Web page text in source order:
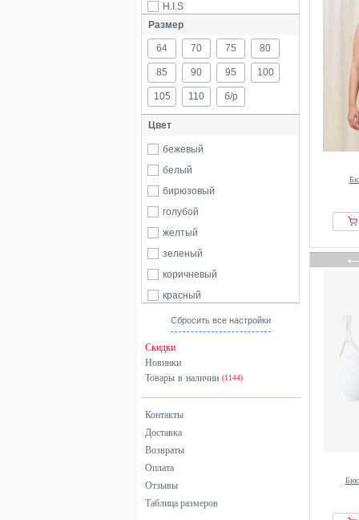
H.I.S
Hunkemöller
Lascana
Lindex
Naturana
Nuance
Petite Fleur
Susa
Triaction By Triumph
Triumph
Ulla Popken
Zizzi
Размер
64 70 75 80
85 90 95 100
105 110 б/р
Цвет
бежевый
белый
бирюзовый
голубой
желтый
зеленый
коричневый
красный
оранжевый
серый
синий
фиолетовый
Сбросить все настройки
Скидки
Новинки
Товары в наличии (1144)
Контакты
Доставка
Возвраты
Оплата
Отзывы
Таблица размеров